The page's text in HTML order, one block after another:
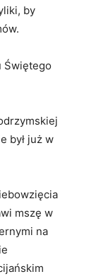
by
Świętego
był już w
mszę w
na